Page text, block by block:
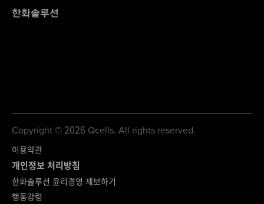
한화솔루션
Copyright © 2026 Qcells. All rights reserved.
이용약관
개인정보 처리방침
한화솔루션 윤리경영 제보하기
행동강령